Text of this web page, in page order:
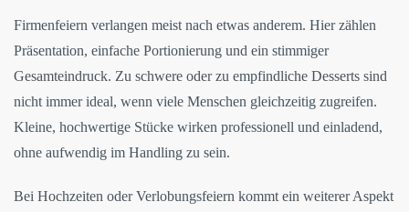
Firmenfeiern verlangen meist nach etwas anderem. Hier zählen
Präsentation, einfache Portionierung und ein stimmiger
Gesamteindruck. Zu schwere oder zu empfindliche Desserts sind
nicht immer ideal, wenn viele Menschen gleichzeitig zugreifen.
Kleine, hochwertige Stücke wirken professionell und einladend,
ohne aufwendig im Handling zu sein.
Bei Hochzeiten oder Verlobungsfeiern kommt ein weiterer Aspekt